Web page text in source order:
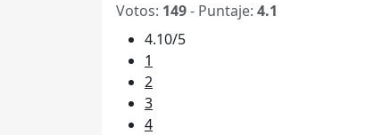
Votos: 149- Puntaje: 4.1
4.10/5
1
2
3
4